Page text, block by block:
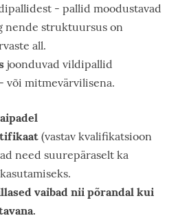
- pallid moodustavad
nende struktuursus on
all.
joonduvad vildipallid
või mitmevärvilisena.
(vastav kvalifikatsioon
need suurepäraselt ka
vaibad nii põrandal kui